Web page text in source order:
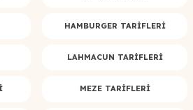
HAMBURGER TARIFLERI
LAHMACUN TARIFLERI
MEZE TARIFLERI